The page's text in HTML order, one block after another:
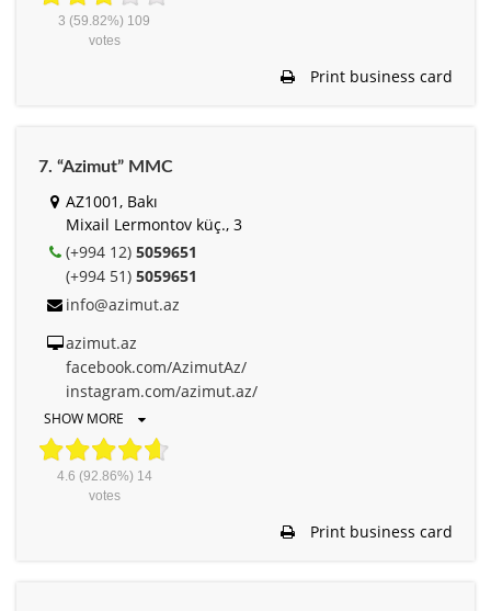
3 (59.82%) 109
votes
Print business card
7. “Azimut” MMC
AZ1001, Bakı
Mixail Lermontov küç., 3
(+994 12) 5059651
(+994 51) 5059651
info@azimut.az
azimut.az
facebook.com/AzimutAz/
instagram.com/azimut.az/
SHOW MORE
4.6 (92.86%) 14
votes
Print business card